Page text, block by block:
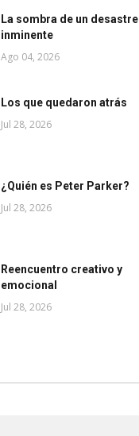
La sombra de un desastre
inminente
Ago 04, 2026
Los que quedaron atrás
Jul 28, 2026
¿Quién es Peter Parker?
Jul 28, 2026
Reencuentro creativo y
emocional
Jul 28, 2026